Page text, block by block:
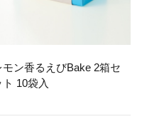
モン香るえびBake 2箱セ
ト 10袋入